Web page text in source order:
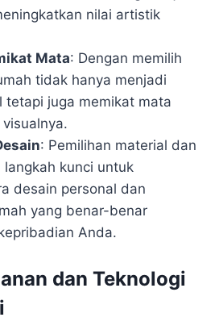
nilai artistik
Mata: Dengan memilih
tidak hanya menjadi
tetapi juga memikat mata
: Pemilihan material dan
kunci untuk
desain personal dan
yang benar-benar
Anda.
dan Teknologi